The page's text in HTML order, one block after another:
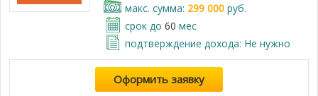
макс. сумма: 299 000руб.
срок до 60 мес
подтверждение дохода: Не нужно
Оформить заявку